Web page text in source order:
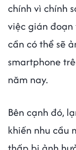
chính vì chính
việc gián
cần có thể sẽ
smartphone
năm nay.
Bên cạnh đó,
khiến nhu cầu